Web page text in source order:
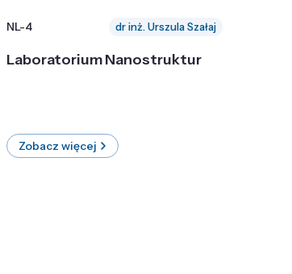
NL-4 dr inż. Urszula Szałaj
Laboratorium Nanostruktur
Zobacz więcej